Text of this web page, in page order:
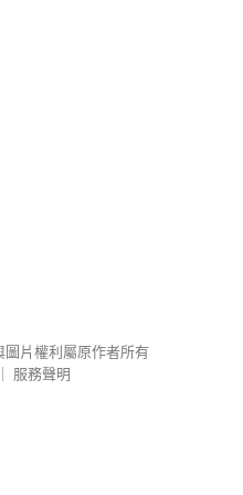
圖片權利屬原作者所有
服務聲明